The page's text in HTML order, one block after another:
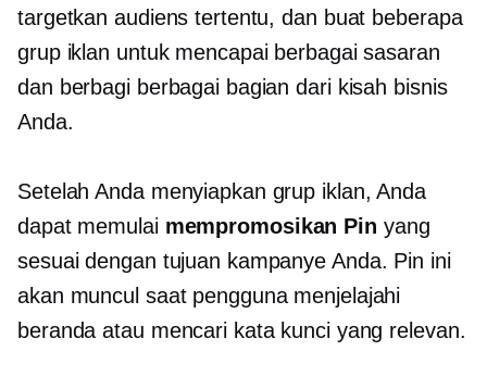
targetkan audiens tertentu, dan buat beberapa
grup iklan untuk mencapai berbagai sasaran
dan berbagi berbagai bagian dari kisah bisnis
Anda.
Setelah Anda menyiapkan grup iklan, Anda
dapat memulai mempromosikan Pin yang
sesuai dengan tujuan kampanye Anda. Pin ini
akan muncul saat pengguna menjelajahi
beranda atau mencari kata kunci yang relevan.